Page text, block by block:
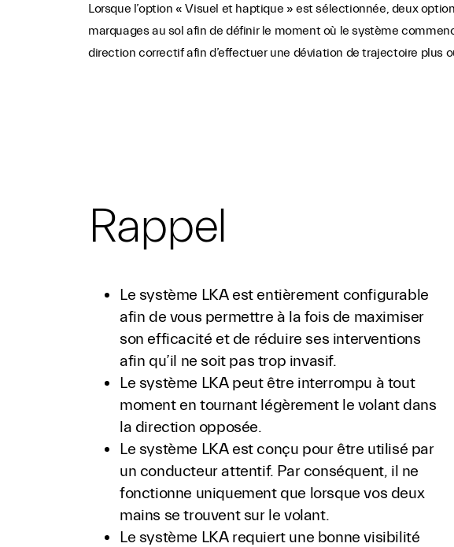
Lorsque l’option « Visuel et haptique » est sélectionnée, deux
marquages au sol afin de définir le moment où le système
direction correctif afin d’effectuer une déviation de trajectoire plus
Rappel
Le système LKA est entièrement configurable
afin de vous permettre à la fois de maximiser
son efficacité et de réduire ses interventions
afin qu’il ne soit pas trop invasif.
Le système LKA peut être interrompu à tout
moment en tournant légèrement le volant dans
la direction opposée.
Le système LKA est conçu pour être utilisé par
un conducteur attentif. Par conséquent, il ne
fonctionne uniquement que lorsque vos deux
mains se trouvent sur le volant.
Le système LKA requiert une bonne visibilité